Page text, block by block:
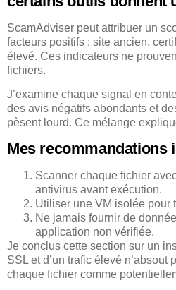
ScamAdviser peut attribuer un
facteurs positifs : site ancien,
élevé. Ces indicateurs ne
fichiers.
J’examine chaque signal en
des avis négatifs abondants et
pèsent lourd. Ce mélange
Mes recommandations
Scanner chaque fichier
antivirus avant exécution.
Utiliser une VM isolée pour
Ne jamais fournir de
application non vérifiée.
Je conclus cette section sur un
SSL et d’un trafic élevé n’absout
chaque fichier comme